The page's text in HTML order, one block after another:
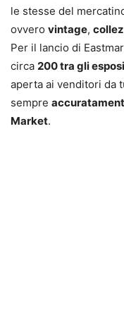
le stesse del
ovvero vintage,
Per il lancio di
circa 200 tra gli
aperta ai venditori da
sempre
Market.